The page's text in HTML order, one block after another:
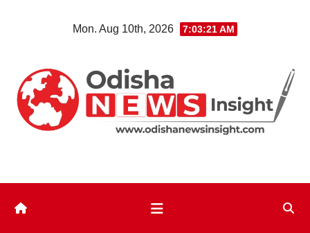
Mon. Aug 10th, 2026 7:03:21 AM